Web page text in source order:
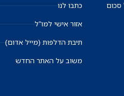
סכום
כתבו לנו
אזור אישי למו"ל
תיבת הדלפות (מייל אדום)
משוב על האתר החדש